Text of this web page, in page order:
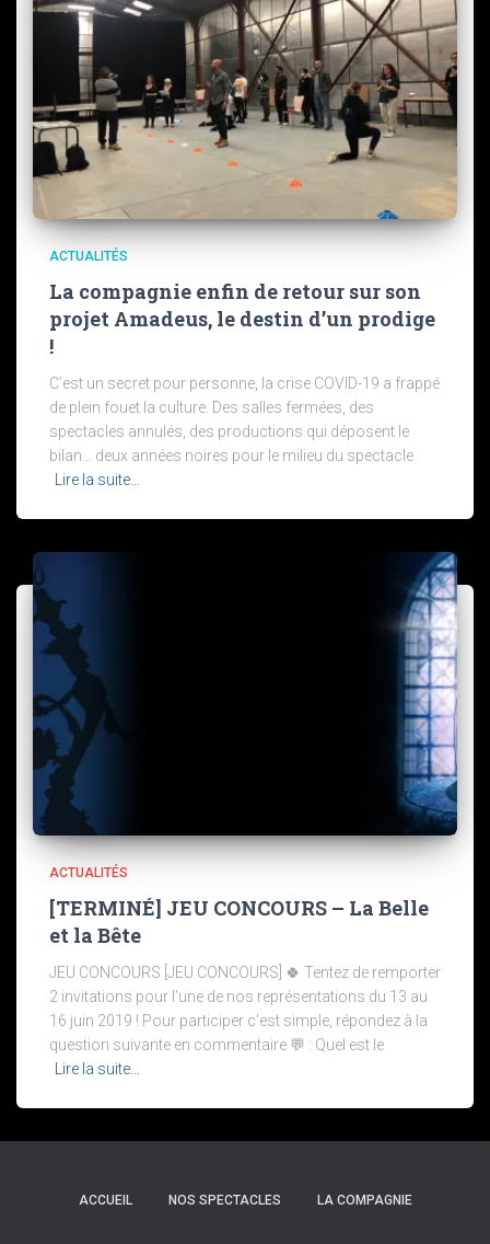
ACTUALITÉS
La compagnie enfin de retour sur son
projet Amadeus, le destin d’un prodige
!
C’est un secret pour personne, la crise COVID-19 a frappé
de plein fouet la culture. Des salles fermées, des
spectacles annulés, des productions qui déposent le
bilan… deux années noires pour le milieu du spectacle
Lire la suite…
ACTUALITÉS
[TERMINÉ] JEU CONCOURS – La Belle
et la Bête
JEU CONCOURS [JEU CONCOURS] 🍀 Tentez de remporter
2 invitations pour l’une de nos représentations du 13 au
16 juin 2019 ! Pour participer c’est simple, répondez à la
question suivante en commentaire 💬 : Quel est le
Lire la suite…
ACCUEIL NOS SPECTACLES LA COMPAGNIE